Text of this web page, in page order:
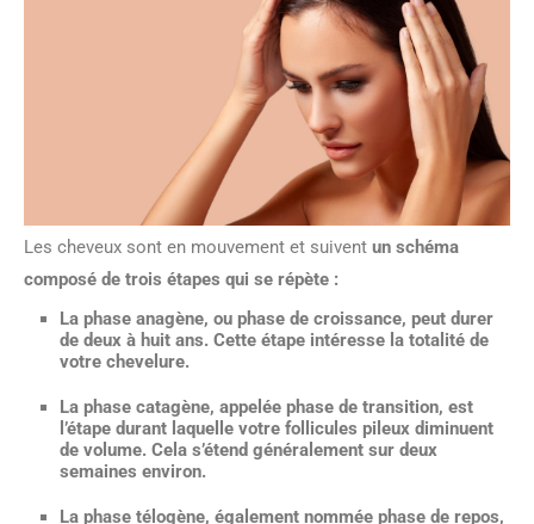
Les cheveux sont en mouvement et suivent un schéma
composé de trois étapes qui se répète :
La phase anagène, ou phase de croissance, peut durer
de deux à huit ans. Cette étape intéresse la totalité de
votre chevelure.
La phase catagène, appelée phase de transition, est
l’étape durant laquelle votre follicules pileux diminuent
de volume. Cela s’étend généralement sur deux
semaines environ.
La phase télogène, également nommée phase de repos,